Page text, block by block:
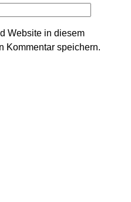
Website in diesem
Kommentar speichern.